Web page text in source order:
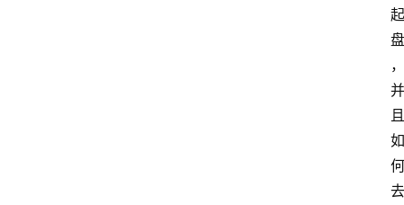
起
盘
，
并
且
如
何
去